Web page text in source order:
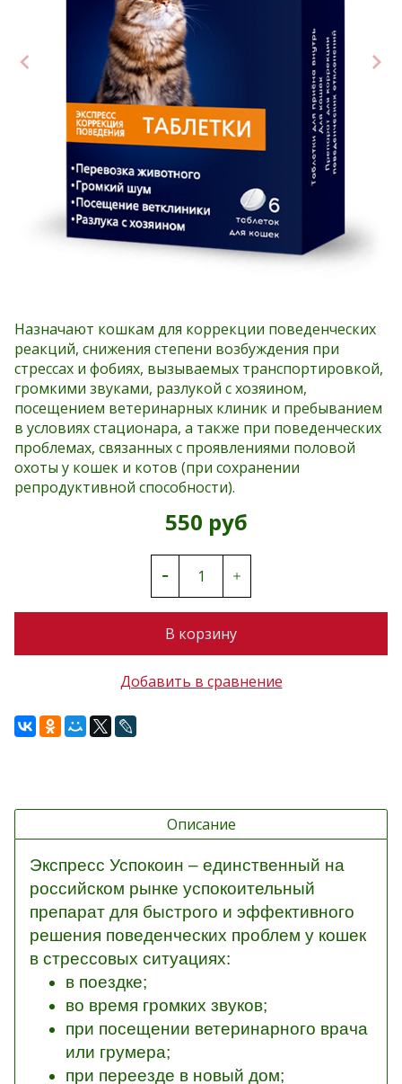
Назначают кошкам для коррекции поведенческих
реакций, снижения степени возбуждения при
стрессах и фобиях, вызываемых транспортировкой,
громкими звуками, разлукой с хозяином,
посещением ветеринарных клиник и пребыванием
в условиях стационара, а также при поведенческих
проблемах, связанных с проявлениями половой
охоты у кошек и котов (при сохранении
репродуктивной способности).
550 руб
В корзину
Добавить в сравнение
Описание
Экспресс Успокоин – единственный на
российском рынке успокоительный
препарат для быстрого и эффективного
решения поведенческих проблем у кошек
в стрессовых ситуациях:
в поездке;
во время громких звуков;
при посещении ветеринарного врача
или грумера;
при переезде в новый дом;